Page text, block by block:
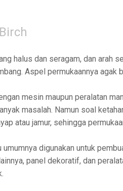
halus dan seragam, dan arah
Aspel permukaannya agak
mesin maupun peralatan
masalah. Namun soal
atau jamur, sehingga
digunakan untuk
panel dekoratif, dan